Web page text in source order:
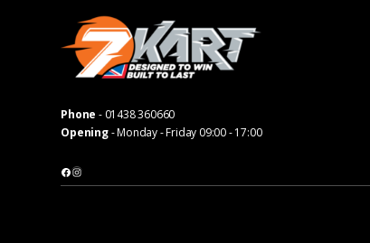
Phone - 01438 360660
Opening- Monday - Friday 09:00 - 17:00
Facebook
Instagram